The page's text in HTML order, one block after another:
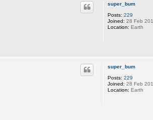
super_bum
Posts: 229
Joined: 28 Feb
Location: Earth
super_bum
Posts: 229
Joined: 28 Feb
Location: Earth